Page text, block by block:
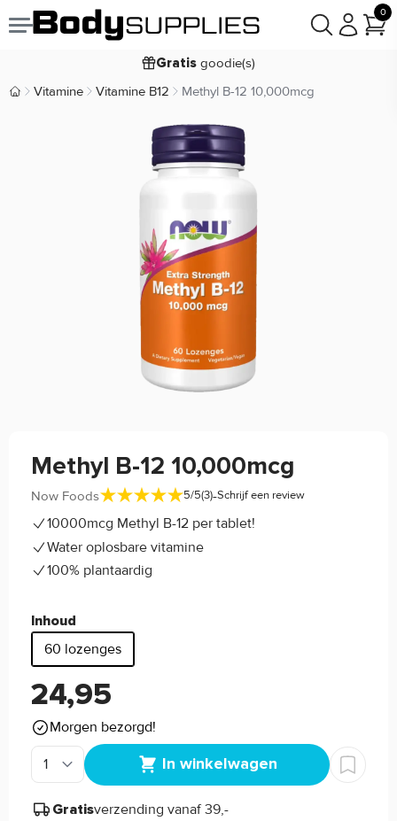
0
Voor 19:00 besteld,morgen bezorgd
Gratis goodie(s)
Laagsteprijsgarantie
9,2/10
Body Supplies | Sportvoeding en Supplementen
Vitamine Vitamine B12 Methyl B-12 10,000mcg
Methyl B-12 10,000mcg
Now Foods 5/5(3)-Schrijf een review
10000mcg Methyl B-12 per tablet!
Water oplosbare vitamine
100% plantaardig
Inhoud
60 lozenges
24,95
Morgen bezorgd!
In winkelwagen
Gratisverzending vanaf 39,-